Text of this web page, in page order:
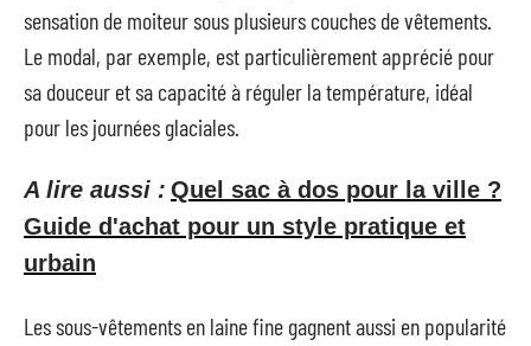
sensation de moiteur sous plusieurs couches de vêtements.
Le modal, par exemple, est particulièrement apprécié pour
sa douceur et sa capacité à réguler la température, idéal
pour les journées glaciales.
A lire aussi : Quel sac à dos pour la ville ?
Guide d'achat pour un style pratique et
urbain
Les sous-vêtements en laine fine gagnent aussi en popularité